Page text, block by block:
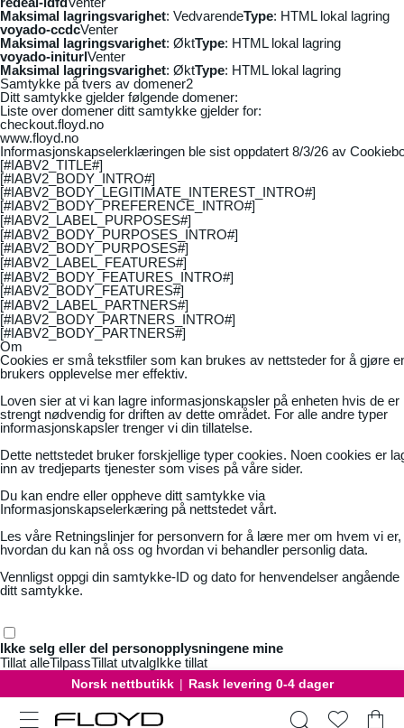
Maksimal lagringsvarighet: VedvarendeType: HTML lokal lagring
voyado-ccdcVenter
Maksimal lagringsvarighet: ØktType: HTML lokal lagring
voyado-initurlVenter
Maksimal lagringsvarighet: ØktType: HTML lokal lagring
Samtykke på tvers av domener2
Ditt samtykke gjelder følgende domener:
Liste over domener ditt samtykke gjelder for:
checkout.floyd.no
www.floyd.no
Informasjonskapselerklæringen ble sist oppdatert 8/3/26 av
[#IABV2_TITLE#]
[#IABV2_BODY_INTRO#]
[#IABV2_BODY_LEGITIMATE_INTEREST_INTRO#]
[#IABV2_BODY_PREFERENCE_INTRO#]
[#IABV2_LABEL_PURPOSES#]
[#IABV2_BODY_PURPOSES_INTRO#]
[#IABV2_BODY_PURPOSES#]
[#IABV2_LABEL_FEATURES#]
[#IABV2_BODY_FEATURES_INTRO#]
[#IABV2_BODY_FEATURES#]
[#IABV2_LABEL_PARTNERS#]
[#IABV2_BODY_PARTNERS_INTRO#]
[#IABV2_BODY_PARTNERS#]
Om
Cookies er små tekstfiler som kan brukes av nettsteder for å gjøre
brukers opplevelse mer effektiv.
Loven sier at vi kan lagre informasjonskapsler på enheten hvis de er
strengt nødvendig for driften av dette området. For alle andre typer
informasjonskapsler trenger vi din tillatelse.
Dette nettstedet bruker forskjellige typer cookies. Noen cookies er
inn av tredjeparts tjenester som vises på våre sider.
Du kan endre eller oppheve ditt samtykke via
Informasjonskapselerkæring på nettstedet vårt.
Les våre Retningslinjer for personvern for å lære mer om hvem vi er,
hvordan du kan nå oss og hvordan vi behandler personlig data.
Vennligst oppgi din samtykke-ID og dato for henvendelser angående
ditt samtykke.
Ikke selg eller del personopplysningene mine
Tillat alleTilpassTillat utvalgIkke tillat
Norsk nettbutikk | Rask levering 0-4 dager